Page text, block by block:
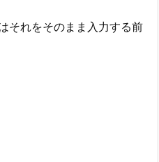
それをそのまま入力する前